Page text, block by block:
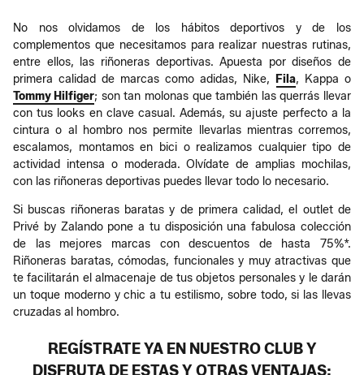
No nos olvidamos de los hábitos deportivos y de los
complementos que necesitamos para realizar nuestras rutinas,
entre ellos, las riñoneras deportivas. Apuesta por diseños de
primera calidad de marcas como adidas, Nike,
Fila, Kappa o
Tommy Hilfiger; son tan molonas que también las querrás llevar
con tus looks en clave casual. Además, su ajuste perfecto a la
cintura o al hombro nos permite llevarlas mientras corremos,
escalamos, montamos en bici o realizamos cualquier tipo de
actividad intensa o moderada. Olvídate de amplias mochilas,
con las riñoneras deportivas puedes llevar todo lo necesario.
Si buscas riñoneras baratas y de primera calidad, el outlet de
Privé by Zalando pone a tu disposición una fabulosa colección
de las mejores marcas con descuentos de hasta 75%*.
Riñoneras baratas, cómodas, funcionales y muy atractivas que
te facilitarán el almacenaje de tus objetos personales y le darán
un toque moderno y chic a tu estilismo, sobre todo, si las llevas
cruzadas al hombro.
REGÍSTRATE YA EN NUESTRO CLUB Y
DISFRUTA DE ESTAS Y OTRAS VENTAJAS: